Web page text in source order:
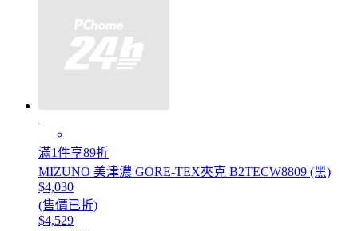
滿1件享89折
MIZUNO 美津濃 GORE-TEX夾克 B2TECW8809 (黑)
$4,030
(售價已折)
$4,529